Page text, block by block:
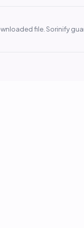
file. Sorinify